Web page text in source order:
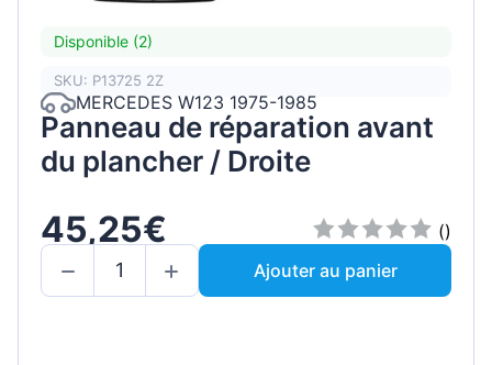
Disponible (2)
SKU: P13725 2Z
MERCEDES W123 1975-1985
Panneau de réparation avant
du plancher / Droite
45,25€
()
Ajouter au panier